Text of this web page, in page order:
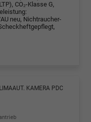
CO₂-Klasse G,
neu, Nichtraucher-
KAMERA PDC